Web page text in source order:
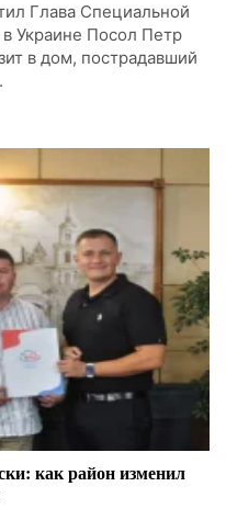
Глава Специальной
Украине Посол Петр
в дом, пострадавший
как район изменил